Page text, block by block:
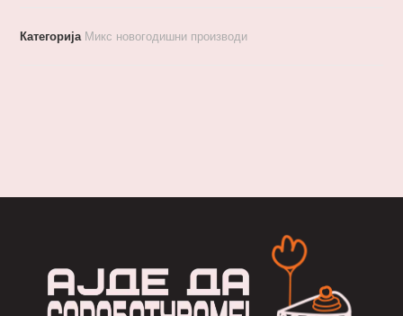
Категорија Микс новогодишни производи